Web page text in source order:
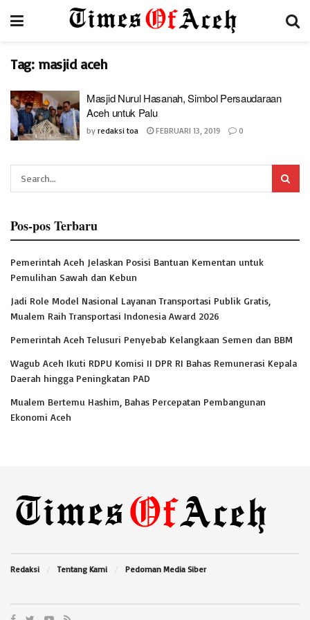
Tag: masjid aceh
Masjid Nurul Hasanah, Simbol Persaudaraan
Aceh untuk Palu
by redaksi toa FEBRUARI 13, 2019 0
Pos-pos Terbaru
Pemerintah Aceh Jelaskan Posisi Bantuan Kementan untuk
Pemulihan Sawah dan Kebun
Jadi Role Model Nasional Layanan Transportasi Publik Gratis,
Mualem Raih Transportasi Indonesia Award 2026
Pemerintah Aceh Telusuri Penyebab Kelangkaan Semen dan BBM
Wagub Aceh Ikuti RDPU Komisi II DPR RI Bahas Remunerasi Kepala
Daerah hingga Peningkatan PAD
Mualem Bertemu Hashim, Bahas Percepatan Pembangunan
Ekonomi Aceh
Redaksi Tentang Kami Pedoman Media Siber